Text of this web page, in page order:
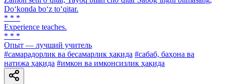
Do‘konda bo‘z to‘qitar.
* * *
Experience teaches.
* * *
Опыт — лучший учитель
#самарадорлик ва бесамарлик ҳақида #сабаб, баҳона ва
натижа ҳақида #имкон ва имконсизлик ҳақида